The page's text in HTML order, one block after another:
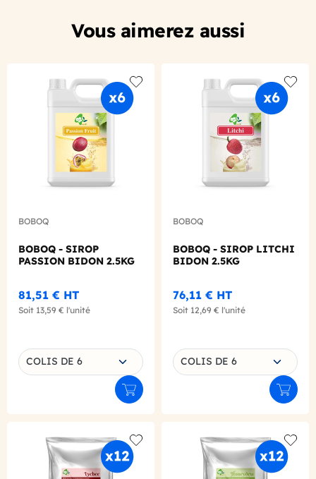
Vous aimerez aussi
Add to wishlist
BOBOQ
BOBOQ - SIROP
PASSION BIDON 2.5KG
81,51 € HT
Soit 13,59 € l'unité
Choisissez une déclinaison
COLIS DE 6
Ajouter au panier
Add
BOBOQ
BOBOQ - SIROP LITCHI
BIDON 2.5KG
76,11 € HT
Soit 12,69 € l'unité
Choisissez une déclinaison
COLIS DE 6
Add to wishlist Add